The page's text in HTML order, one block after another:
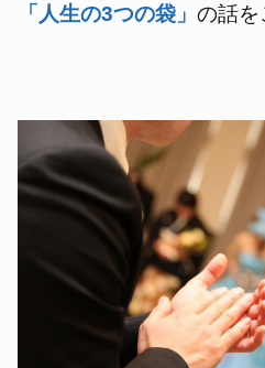
「人生の3つの袋」の話を